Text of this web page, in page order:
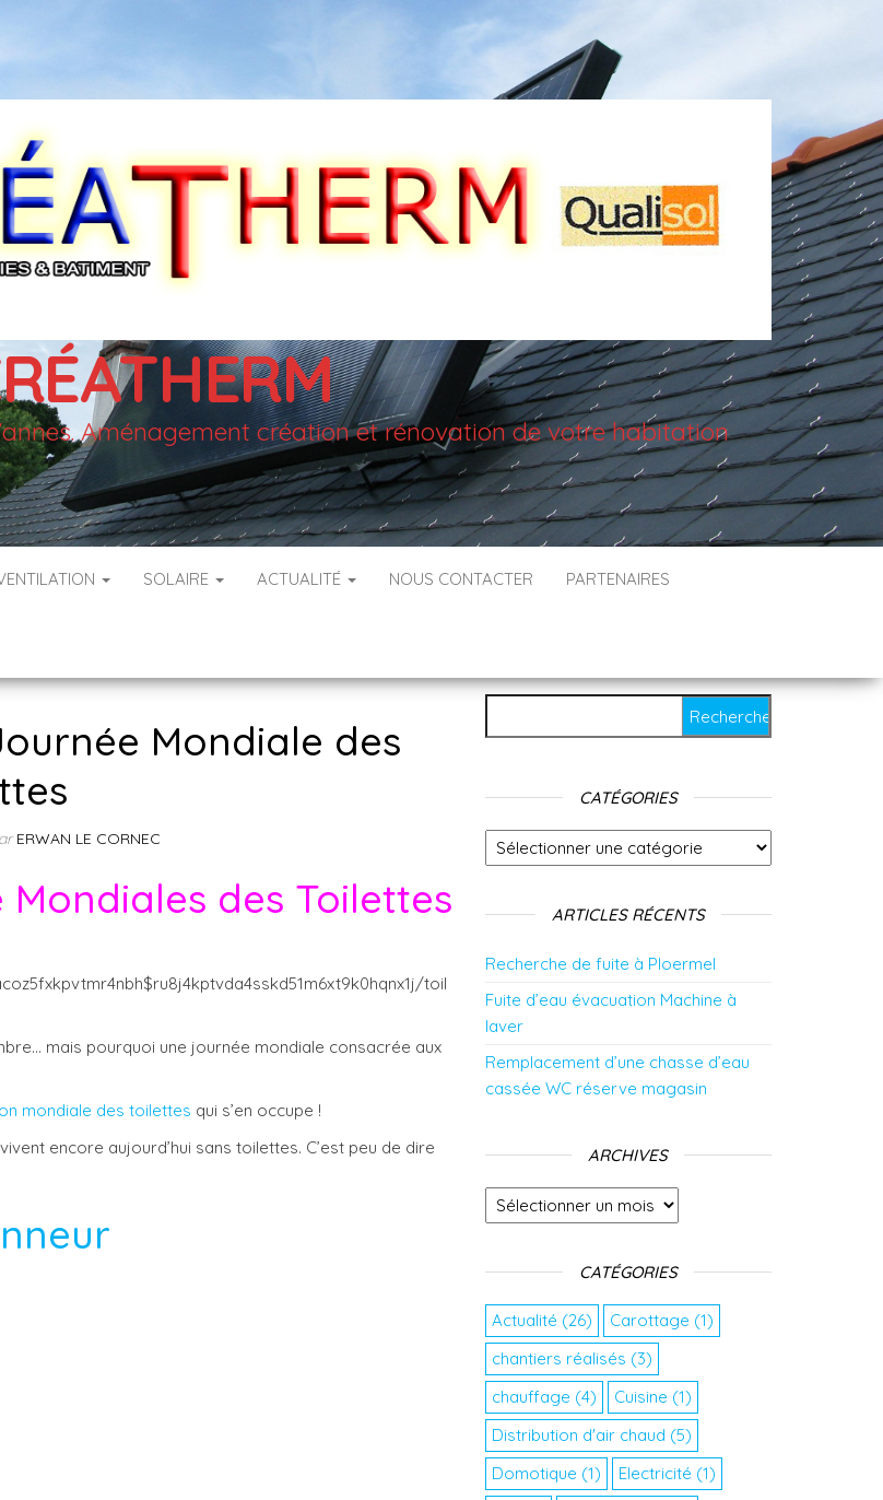
Aménagement création et rénovation de votre habitation
SOLAIRE ACTUALITÉ NOUS CONTACTER PARTENAIRES
Mondiale des
ERWAN LE CORNEC
des Toilettes
mais pourquoi une journée mondiale consacrée aux
mondiale des toilettes qui s’en occupe !
encore aujourd’hui sans toilettes. C’est peu de dire
CATÉGORIES
Catégories
ARTICLES RÉCENTS
Recherche de fuite à Ploermel
Fuite d’eau évacuation Machine à
laver
Remplacement d’une chasse d’eau
cassée WC réserve magasin
ARCHIVES
Archives
CATÉGORIES
Actualité (26) Carottage (1)
chantiers réalisés (3)
chauffage (4) Cuisine (1)
Distribution d'air chaud (5)
Domotique (1) Electricité (1)